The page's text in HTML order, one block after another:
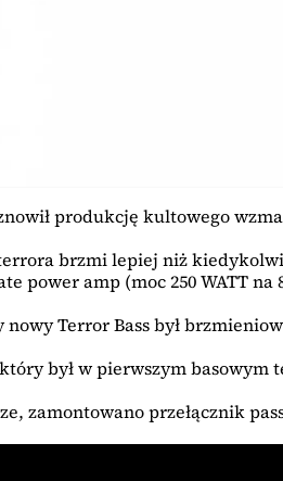
produkcję kultowego
brzmi lepiej niż
power amp (moc 250 WATT na
Terror Bass był
był w pierwszym
zamontowano przełącznik